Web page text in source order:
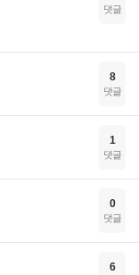
댓글
8
댓글
1
댓글
0
댓글
6